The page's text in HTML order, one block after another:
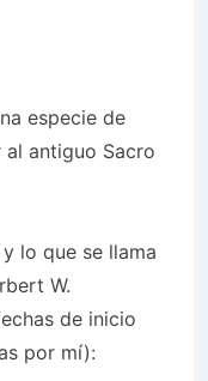
especie de
antiguo Sacro
lo que se llama
W.
de inicio
por mí):